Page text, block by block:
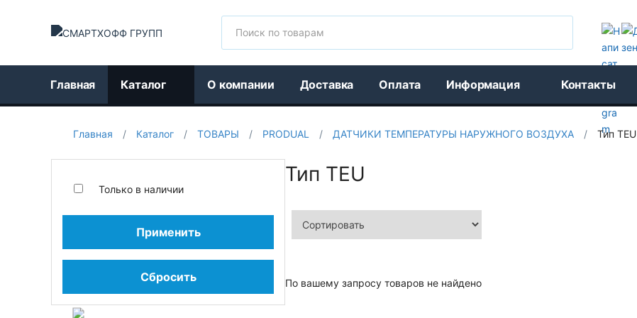
Главная Каталог О компании Доставка Оплата Информация Контакты
Главная / Каталог / ТОВАРЫ / PRODUAL / ДАТЧИКИ ТЕМПЕРАТУРЫ НАРУЖНОГО ВОЗДУХА / Тип TEU
Только в наличии
Применить
Сбросить
Тип TEU
По вашему запросу товаров не найдено